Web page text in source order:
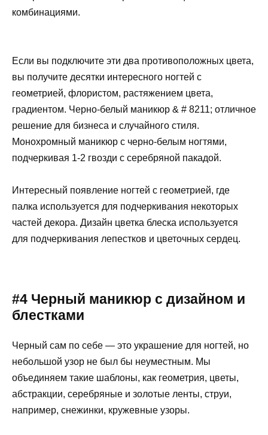
комбинациями.
Если вы подключите эти два противоположных цвета,
вы получите десятки интересного ногтей с
геометрией, флористом, растяжением цвета,
градиентом. Черно-белый маникюр & # 8211; отличное
решение для бизнеса и случайного стиля.
Монохромный маникюр с черно-белым ногтями,
подчеркивая 1-2 гвозди с серебряной пакадой.
Интересный появление ногтей с геометрией, где
палка используется для подчеркивания некоторых
частей декора. Дизайн цветка блеска используется
для подчеркивания лепестков и цветочных сердец.
#4 Черный маникюр с дизайном и
блестками
Черный сам по себе — это украшение для ногтей, но
небольшой узор не был бы неуместным. Мы
объединяем такие шаблоны, как геометрия, цветы,
абстракции, серебряные и золотые ленты, струи,
например, снежинки, кружевные узоры.